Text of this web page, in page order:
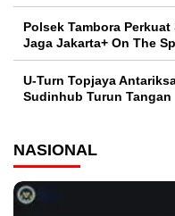
Polsek Tambora
Jaga Jakarta+ On The
U-Turn Topjaya
Sudinhub Turun Tangan
NASIONAL